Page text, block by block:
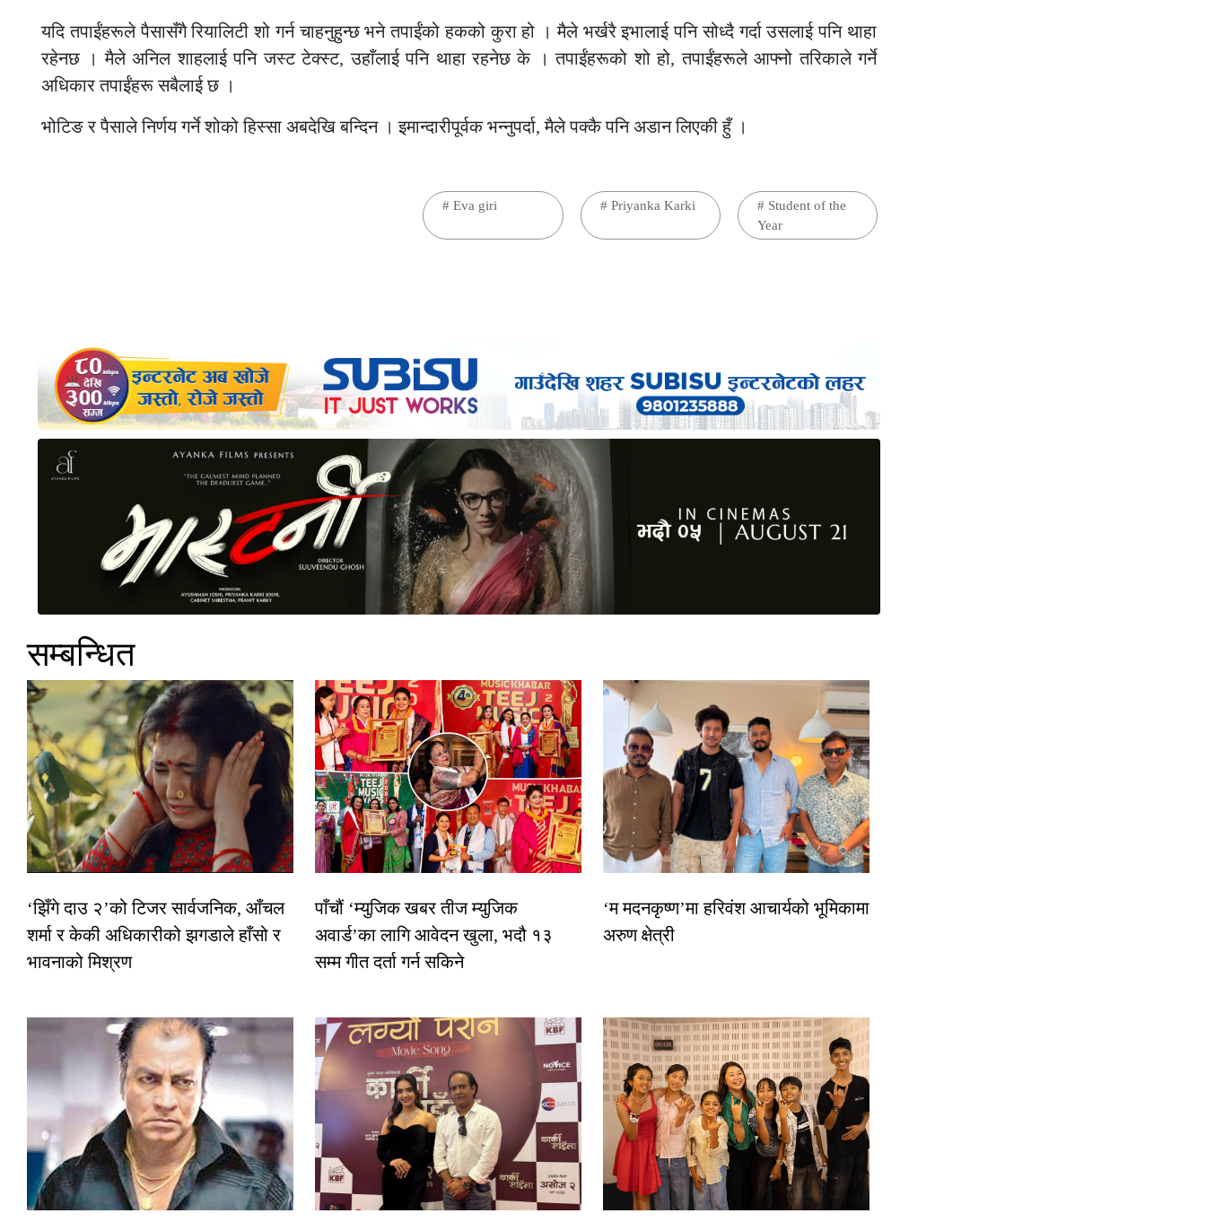
यदि तपाईंहरूले पैसासँगै रियालिटी शो गर्न चाहनुहुन्छ भने तपाईंको हकको कुरा हो । मैले भर्खरै इभालाई पनि सोध्दै गर्दा उसलाई पनि थाहा
रहेनछ । मैले अनिल शाहलाई पनि जस्ट टेक्स्ट, उहाँलाई पनि थाहा रहनेछ के । तपाईंहरूको शो हो, तपाईंहरूले आफ्नो तरिकाले गर्ने
अधिकार तपाईंहरू सबैलाई छ ।
भोटिङ र पैसाले निर्णय गर्ने शोको हिस्सा अबदेखि बन्दिन । इमान्दारीपूर्वक भन्नुपर्दा, मैले पक्कै पनि अडान लिएकी हुँ ।
#Eva giri # Priyanka Karki # Student of the
Year
सम्बन्धित
‘झिँगे दाउ २’को टिजर सार्वजनिक, आँचल
शर्मा र केकी अधिकारीको झगडाले हाँसो र
भावनाको मिश्रण
पाँचौं ‘म्युजिक खबर तीज म्युजिक
अवार्ड’का लागि आवेदन खुला, भदौ १३
सम्म गीत दर्ता गर्न सकिने
‘म मदनकृष्ण’मा हरिवंश आचार्यको भूमिकामा
अरुण क्षेत्री